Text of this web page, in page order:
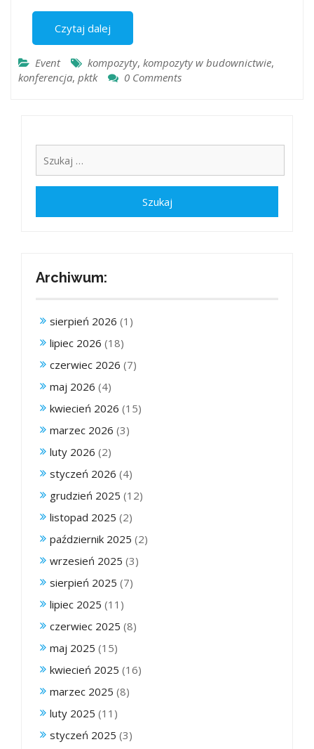
Czytaj dalej
Event kompozyty, kompozyty w budownictwie,
konferencja, pktk 0 Comments
Archiwum:
sierpień 2026 (1)
lipiec 2026 (18)
czerwiec 2026 (7)
maj 2026 (4)
kwiecień 2026 (15)
marzec 2026 (3)
luty 2026 (2)
styczeń 2026 (4)
grudzień 2025 (12)
listopad 2025 (2)
październik 2025 (2)
wrzesień 2025 (3)
sierpień 2025 (7)
lipiec 2025 (11)
czerwiec 2025 (8)
maj 2025 (15)
kwiecień 2025 (16)
marzec 2025 (8)
luty 2025 (11)
styczeń 2025 (3)